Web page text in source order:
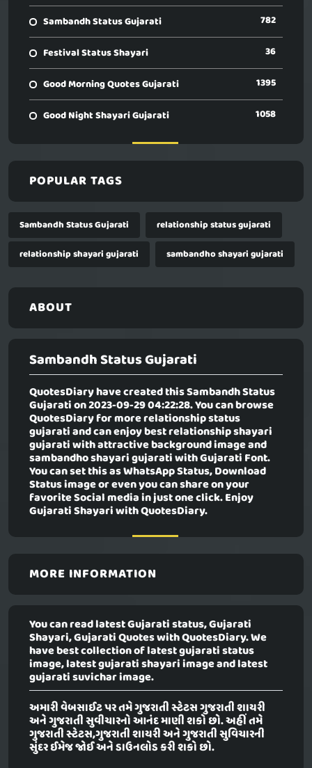
Sambandh Status Gujarati 782
Festival Status Shayari 36
Good Morning Quotes Gujarati 1395
Good Night Shayari Gujarati 1058
POPULAR TAGS
Sambandh Status Gujarati
relationship status gujarati
relationship shayari gujarati
sambandho shayari gujarati
ABOUT
Sambandh Status Gujarati
QuotesDiary have created thisSambandh Status
Gujaration 2023-09-29 04:22:28. You can browse
QuotesDiary for more relationship status
gujarati and can enjoy best relationship shayari
gujarati with attractive background image and
sambandho shayari gujarati with Gujarati Font.
You can set this as WhatsApp Status, Download
Status image or even you can share on your
favorite Social media in just one click. Enjoy
Gujarati Shayari with QuotesDiary.
MORE INFORMATION
You can read latest Gujarati status, Gujarati
Shayari, Gujarati Quotes with QuotesDiary. We
have best collection of latest gujarati status
image, latest gujarati shayari image and latest
gujarati suvichar image.
અમારી વેબસાઈટ પર તમે ગુજરાતી સ્ટેટસ ગુજરાતી શાયરી
અને ગુજરાતી સુવીચારનો આનંદ માણી શકો છો. અહીં તમે
ગુજરાતી સ્ટેટસ,ગુજરાતી શાયરી અને ગુજરાતી સુવિચારની
સુંદર ઈમેજ જોઈ અને ડાઉનલોડ કરી શકો છો.